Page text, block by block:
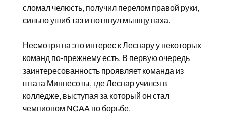
сломал челюсть, получил перелом правой руки,
сильно ушиб таз и потянул мышцу паха.
Несмотря на это интерес к Леснару у некоторых
команд по-прежнему есть. В первую очередь
заинтересованность проявляет команда из
штата Миннесоты, где Леснар учился в
колледже, выступая за который он стал
чемпионом NCAA по борьбе.